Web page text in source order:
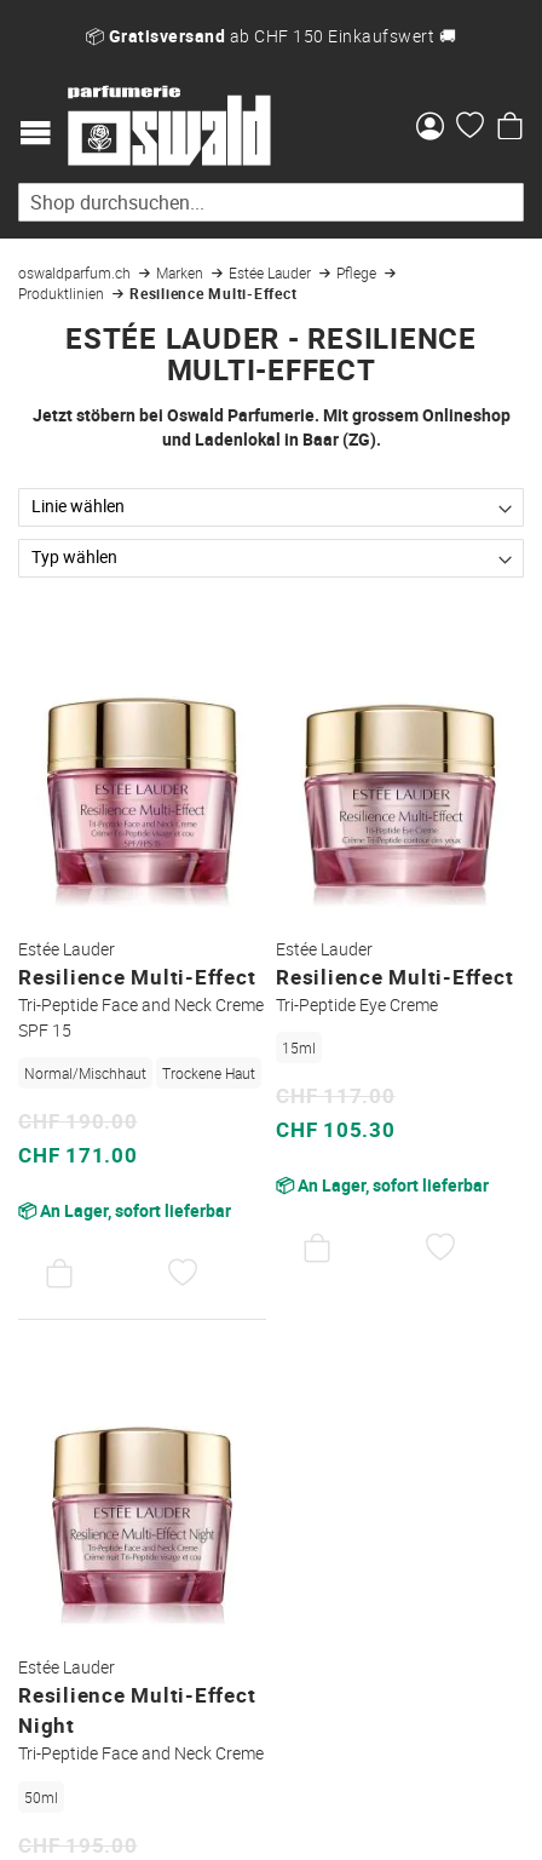
📦 Gratisversand ab CHF 150 Einkaufswert 🚚
oswaldparfum.ch Marken Estée Lauder
Pflege
Produktlinien
Resilience Multi-Effect
ESTÉE LAUDER - RESILIENCE
MULTI-EFFECT
Jetzt stöbern bei Oswald Parfumerie. Mit grossem Onlineshop
und Ladenlokal in Baar (ZG).
Estée Lauder
Resilience Multi-Effect
Tri-Peptide Face and Neck Creme
SPF 15
Normal/Mischhaut Trockene Haut
Sonderpreis
CHF 171.00
CHF 190.00
📦 An Lager, sofort lieferbar
Estée Lauder
Resilience Multi-Effect
Tri-Peptide Eye Creme
15ml
Sonderpreis
CHF 105.30
CHF 117.00
📦 An Lager, sofort lieferbar
Estée Lauder
Resilience Multi-Effect
Night
Tri-Peptide Face and Neck Creme
50ml
CHF 195.00